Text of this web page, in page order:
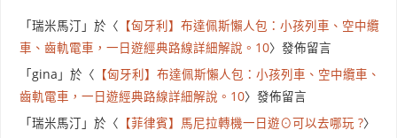
「瑞米馬汀 」於〈 【匈牙利】布達佩斯懶人包：小孩列車、空中纜
車、齒軌電車，一日遊經典路線詳細解說。10〉發佈留言
「gina 」於〈 【匈牙利】布達佩斯懶人包：小孩列車、空中纜車、
齒軌電車，一日遊經典路線詳細解說。10〉發佈留言
「瑞米馬汀 」於〈 【菲律賓】馬尼拉轉機一日遊⊙可以去哪玩 ?〉